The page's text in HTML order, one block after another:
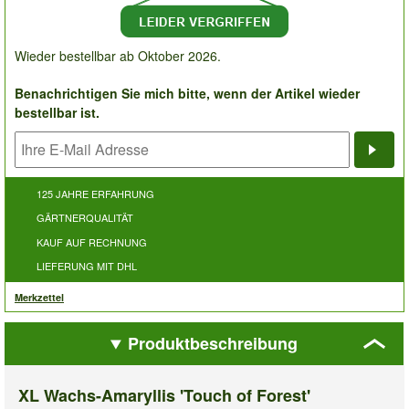
Wieder bestellbar ab Oktober 2026.
Benachrichtigen Sie mich bitte, wenn der Artikel wieder
bestellbar ist.
125 JAHRE ERFAHRUNG
GÄRTNERQUALITÄT
KAUF AUF RECHNUNG
LIEFERUNG MIT DHL
Merkzettel
Produktbeschreibung
XL Wachs-Amaryllis 'Touch of Forest'